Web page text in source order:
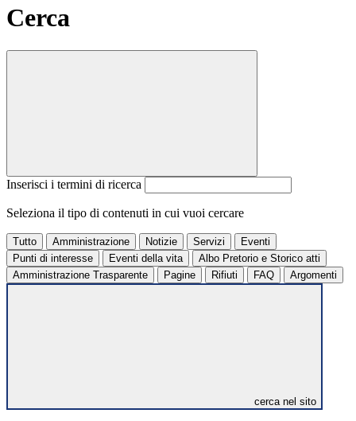
Cerca
Inserisci i termini di ricerca
Seleziona il tipo di contenuti in cui vuoi cercare
Tutto Amministrazione Notizie Servizi
Eventi
Punti di interesse
Eventi della vita
Albo Pretorio e Storico atti
Amministrazione Trasparente
Pagine Rifiuti FAQ Argomenti
cerca nel sito